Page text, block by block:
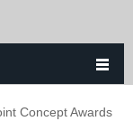
Concept Awards